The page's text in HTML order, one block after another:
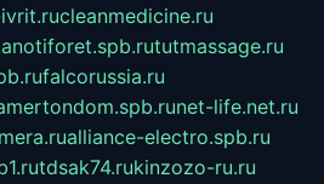
cleanmedicine.ru
tutmassage.ru
falcorussia.ru
net-life.net.ru
alliance-electro.spb.ru
tdsak74.rukinzozo-ru.ru